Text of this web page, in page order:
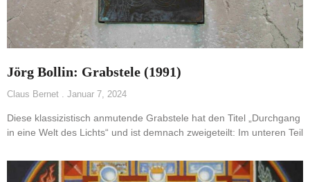
Jörg Bollin: Grabstele (1991)
Claus Bernet Januar 7, 2024
Diese klassizistisch anmutende Grabstele hat den Titel „Durchgang
in eine Welt des Lichts“ und ist demnach zweigeteilt: Im unteren Teil